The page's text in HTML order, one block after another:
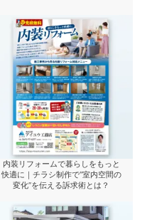
内装リフォームで暮らしをもっと
快適に｜チラシ制作で“室内空間の
変化”を伝える訴求術とは？